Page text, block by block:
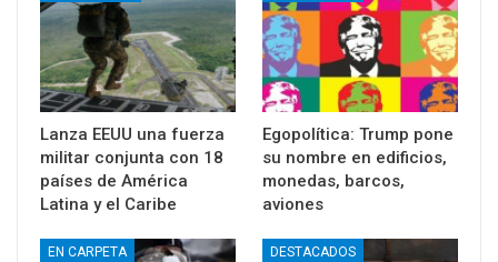
Lanza EEUU una fuerza
militar conjunta con 18
países de América
Latina y el Caribe
Egopolítica: Trump pone
su nombre en edificios,
monedas, barcos,
aviones
EN CARPETA DESTACADOS